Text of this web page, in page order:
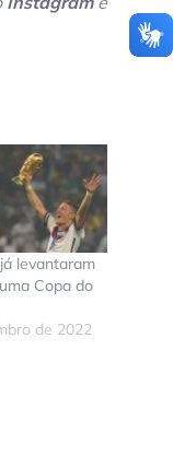
levantaram
Copa do
de 2022